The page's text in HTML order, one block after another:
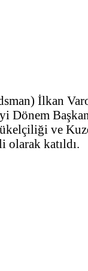
İlkan
Dönem
ve
olarak katıldı.